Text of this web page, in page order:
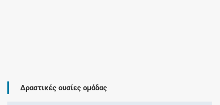
Δραστικές ουσίες ομάδας